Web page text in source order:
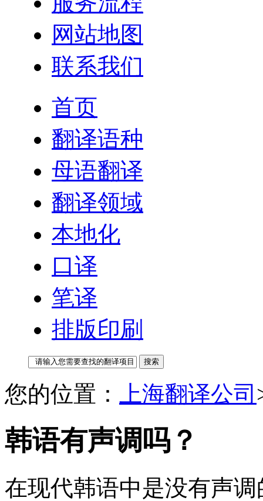
网站地图
联系我们
首页
翻译语种
母语翻译
翻译领域
本地化
口译
笔译
排版印刷
您的位置： 上海翻译公司
韩语有声调吗？
在现代韩语中是没有声